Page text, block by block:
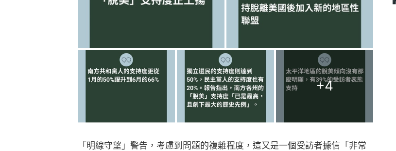
+4
「明線守望」警告，考慮到問題的複雜程度，這又是一個受訪者據信「非常